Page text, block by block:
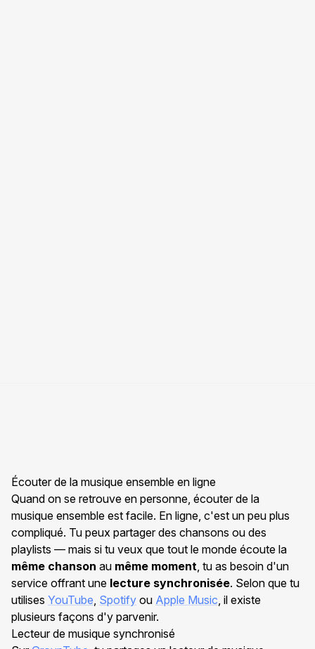
Écouter de la musique ensemble en ligne
Quand on se retrouve en personne, écouter de la
musique ensemble est facile. En ligne, c'est un peu plus
compliqué. Tu peux partager des chansons ou des
playlists — mais si tu veux que tout le monde écoute la
même chanson au même moment, tu as besoin d'un
service offrant une lecture synchronisée. Selon que tu
utilises YouTube, Spotify ou Apple Music, il existe
plusieurs façons d'y parvenir.
Lecteur de musique synchronisé